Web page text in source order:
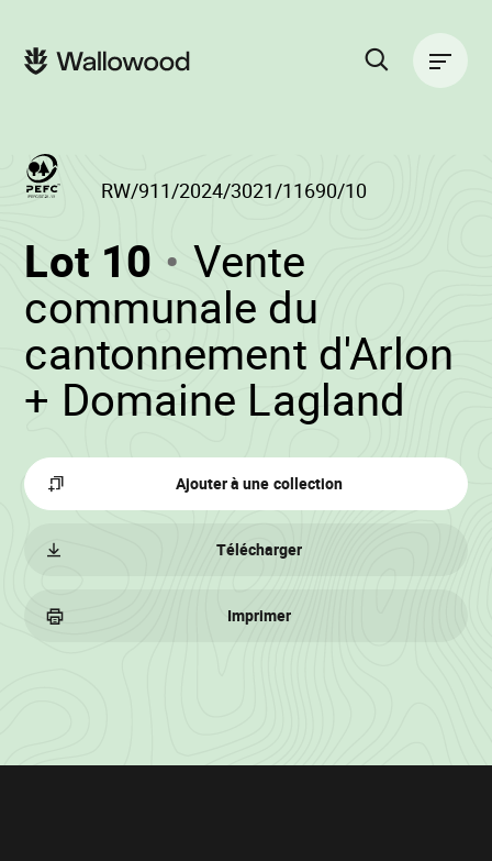
contenu
navigation
principale
Lot 10 (RW/911/2024/
-
Vente
communale du
cantonnement d'Arlon
+ Domaine Lagland
RW/911/2024/3021/11690/10
Ajouter à une collection
Télécharger
Imprimer
Informations
principale